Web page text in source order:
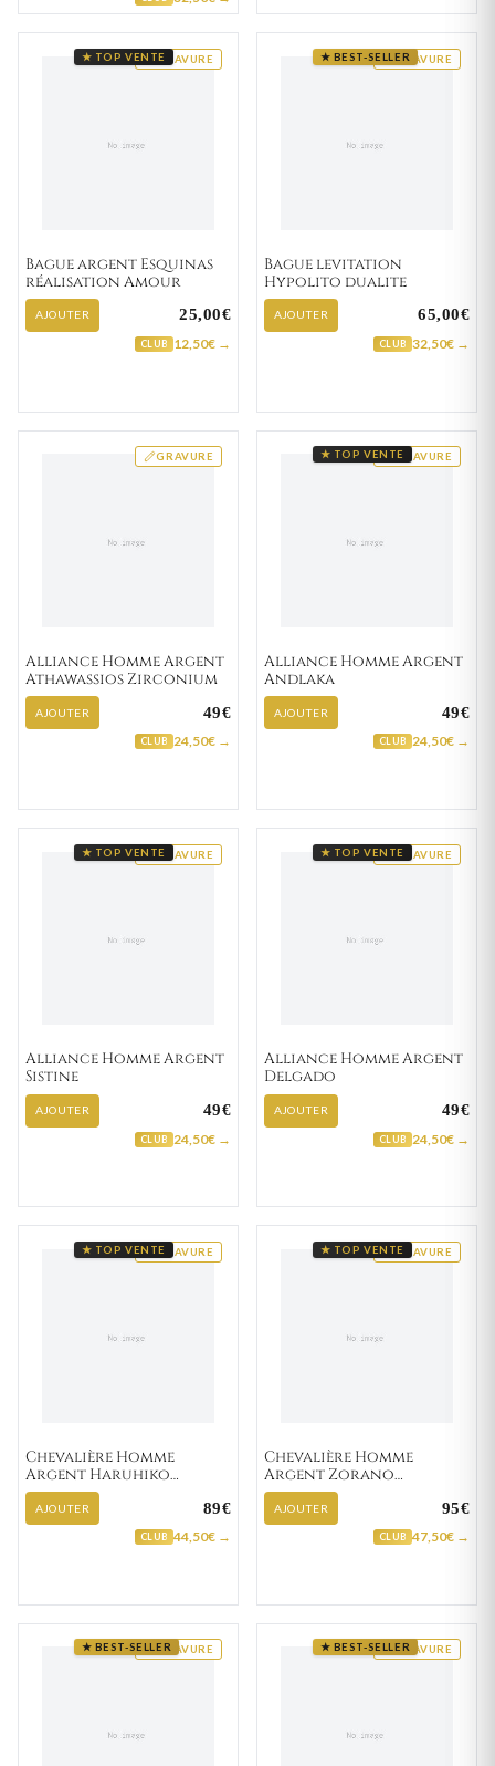
GRAVURE
★ TOP VENTE
Bague argent Esquinas
réalisation Amour
AJOUTER 25,00€
CLUB 12,50€ →
GRAVURE
★ BEST-SELLER
Bague levitation
Hypolito dualite
AJOUTER 65,00€
CLUB 32,50€ →
GRAVURE
Alliance Homme Argent
Athawassios Zirconium
AJOUTER 49€
CLUB 24,50€ →
GRAVURE
★ TOP VENTE
Alliance Homme Argent
Andlaka
AJOUTER 49€
CLUB 24,50€ →
GRAVURE
★ TOP VENTE
Alliance Homme Argent
Sistine
AJOUTER 49€
CLUB 24,50€ →
GRAVURE
★ TOP VENTE
Alliance Homme Argent
Delgado
AJOUTER 49€
CLUB 24,50€ →
GRAVURE
★ TOP VENTE
Chevalière Homme
Argent Haruhiko
Zirconium
AJOUTER 89€
CLUB 44,50€ →
GRAVURE
★ TOP VENTE
Chevalière Homme
Argent Zorano
Zirconium
AJOUTER 95€
CLUB 47,50€ →
GRAVURE
★ BEST-SELLER GRAVURE
★ BEST-SELLER